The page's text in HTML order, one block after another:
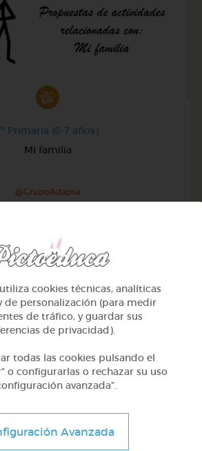
Primaria (6-7 años)
Mi familia
@GrupoAdapta
y fotografía
cookies técnicas, analíticas
de personalización (para medir
de tráfico, y guardar sus
de privacidad).
todas las cookies pulsando el
o configurarlas o rechazar su uso
avanzada”.
Avanzada